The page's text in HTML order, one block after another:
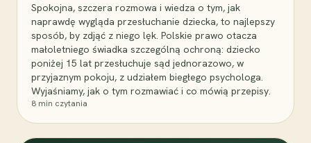
Spokojna, szczera rozmowa i wiedza o tym, jak
naprawdę wygląda przesłuchanie dziecka, to najlepszy
sposób, by zdjąć z niego lęk. Polskie prawo otacza
małoletniego świadka szczególną ochroną: dziecko
poniżej 15 lat przesłuchuje sąd jednorazowo, w
przyjaznym pokoju, z udziałem biegłego psychologa.
Wyjaśniamy, jak o tym rozmawiać i co mówią przepisy.
8 min czytania